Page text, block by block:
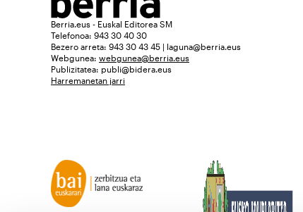
Berria.eus - Euskal Editorea SM
Telefonoa: 943 30 40 30
Bezero arreta: 943 30 43 45 | laguna@berria.eus
Webgunea: webgunea@berria.eus
Publizitatea: publi@bidera.eus
Harremanetan jarri